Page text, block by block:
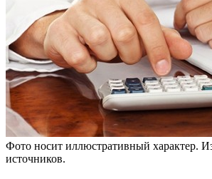
Фото носит иллюстративный характер.
источников.